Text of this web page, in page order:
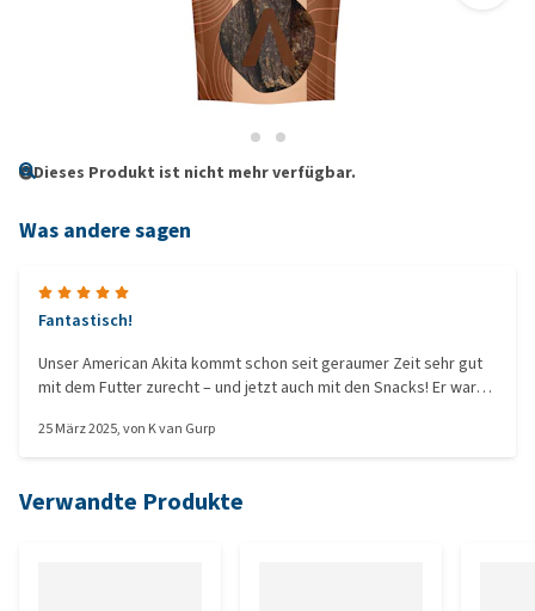
Dieses Produkt ist nicht mehr verfügbar.
Was andere sagen
Fantastisch!
Unser American Akita kommt schon seit geraumer Zeit sehr gut
mit dem Futter zurecht – und jetzt auch mit den Snacks! Er war
auch gibt.
25 März 2025, von K van Gurp
Verwandte Produkte